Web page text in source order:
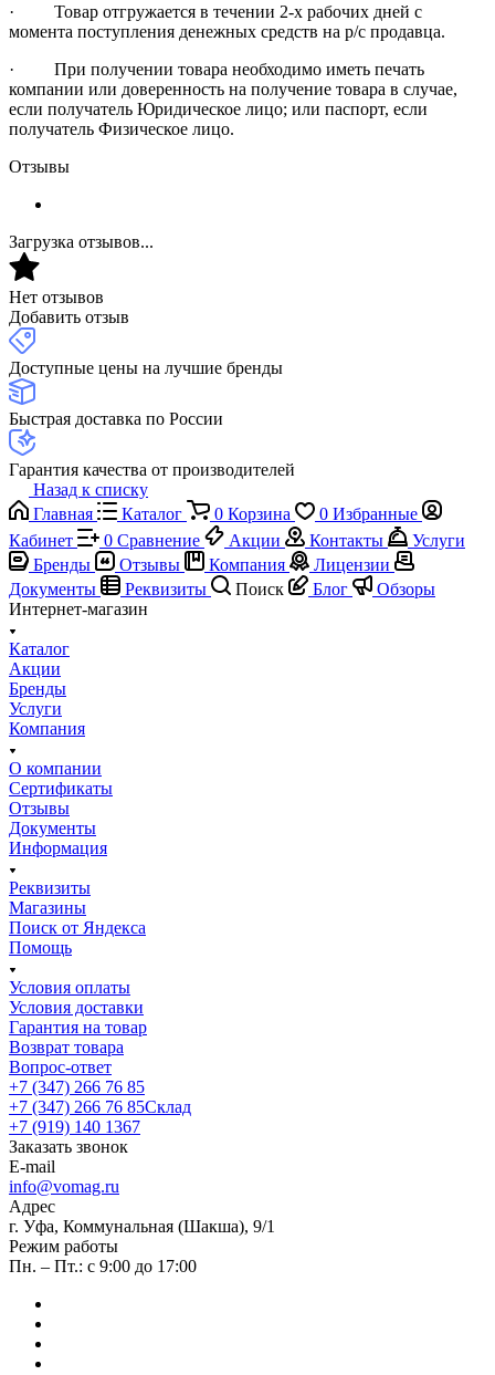
· Товар отгружается в течении 2-х рабочих дней с
момента поступления денежных средств на р/с продавца.
· При получении товара необходимо иметь печать
компании или доверенность на получение товара в случае,
если получатель Юридическое лицо; или паспорт, если
получатель Физическое лицо.
Отзывы
Загрузка отзывов...
Нет отзывов
Добавить отзыв
Доступные цены на лучшие бренды
Быстрая доставка по России
Гарантия качества от производителей
Назад к списку
Главная
Каталог 0 Корзина 0 Избранные
Кабинет
0 Сравнение Акции Контакты
Услуги
Бренды
Отзывы Компания
Лицензии
Документы
Реквизиты Поиск Блог
Обзоры
Интернет-магазин
Каталог
Акции
Бренды
Услуги
Компания
О компании
Сертификаты
Отзывы
Документы
Информация
Реквизиты
Магазины
Поиск от Яндекса
Помощь
Условия оплаты
Условия доставки
Гарантия на товар
Возврат товара
Вопрос-ответ
+7 (347) 266 76 85
+7 (347) 266 76 85Склад
+7 (919) 140 1367
Заказать звонок
E-mail
info@vomag.ru
Адрес
г. Уфа, Коммунальная (Шакша), 9/1
Режим работы
Пн. – Пт.: с 9:00 до 17:00